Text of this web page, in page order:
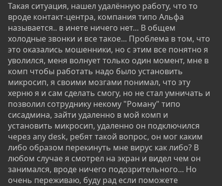
Такая ситуация, нашел удалённую работу, что то
вроде контакт-центра, компания типо Альфа
называется.. в инете ничего нет... В общем
холодные звонки и все такое... Проблема в том, что
это оказались мошенники, но с этим все понятно я
уволился, меня волнует только один момент, мне в
комп чтобы работать надо было установить
микросип, я своими мозгами понимал, что эту
херню я и сам сделать смогу, но не стал умничать и
позволил сотруднику некому "Роману" типо
сисадмина, зайти удаленно в мой комп и
установить микросип, удаленно он подключился
через any desk, ребят такой вопрос, он мог каким
либо образом перекинуть мне вирус как либо? В
любом случае я смотрел на экран и видел чем он
занимался, вроде ничего подозрительного... Но
очень переживаю, буду рад если поможете